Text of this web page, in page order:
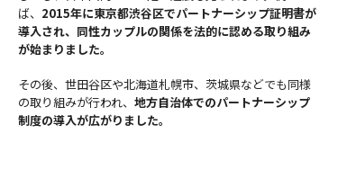
ば、 2015年に東京都渋谷区でパートナーシップ証明書が
導入され、同性カップルの関係を法的に認める取り組み
が始まりました。
その後、世田谷区や北海道札幌市、茨城県などでも同様
の取り組みが行われ、 地方自治体でのパートナーシップ
制度の導入が広がりました。